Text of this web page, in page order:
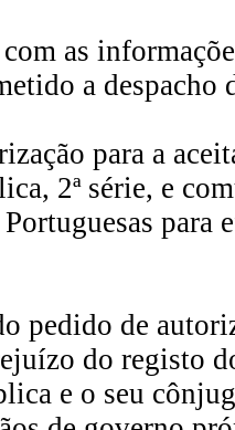
as
a despacho
para a
2ª série, e
para
pedido de
do registo
e o seu